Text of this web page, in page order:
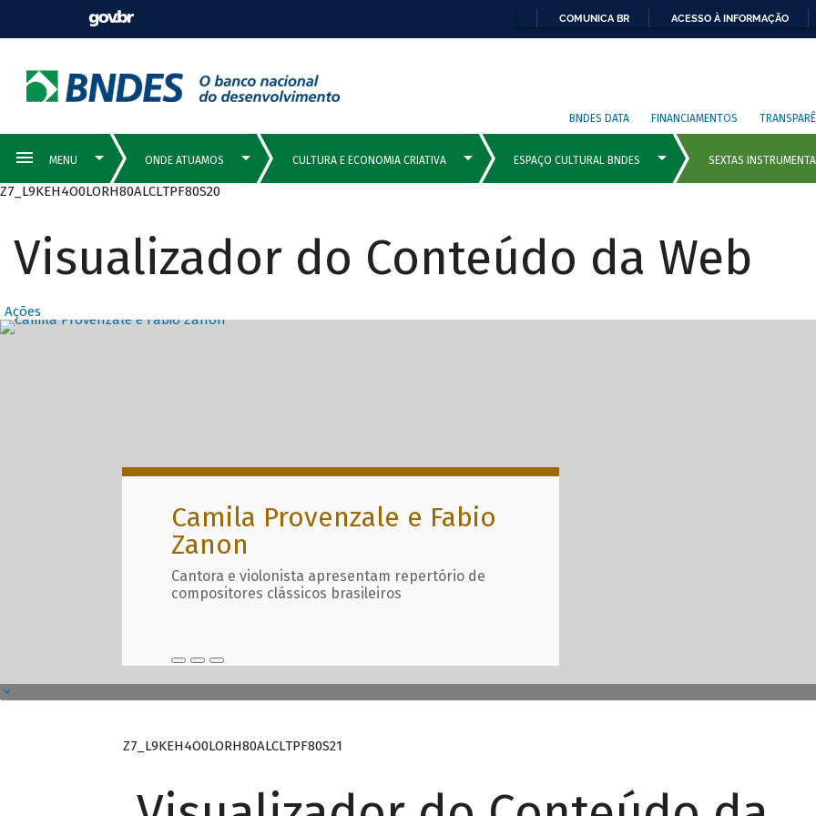
COMUNICA BR ACESSO À INFORMAÇÃO
BNDES DATA FINANCIAMENTOS
Z7_L9KEH4O0LORH80ALCLTPF80S20
Visualizador do Conteúdo da Web
Ações
Destaques Principais com
Camila Provenzale e Fabio
Zanon
Cantora e violonista apresentam repertório de
compositores clássicos brasileiros
Z7_L9KEH4O0LORH80ALCLTPF80S21